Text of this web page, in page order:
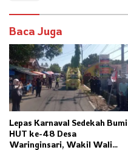
Baca Juga
Lepas Karnaval Sedekah Bumi
HUT ke-48 Desa
Waringinsari, Wakil Wali